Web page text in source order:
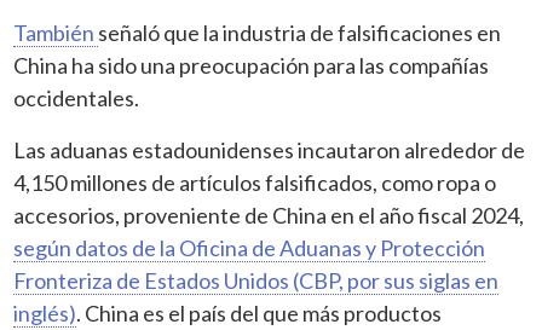
También señaló que la industria de falsificaciones en
China ha sido una preocupación para las compañías
occidentales.
Las aduanas estadounidenses incautaron alrededor de
4,150 millones de artículos falsificados, como ropa o
accesorios, proveniente de China en el año fiscal 2024,
según datos de la Oficina de Aduanas y Protección
Fronteriza de Estados Unidos (CBP, por sus siglas en
inglés). China es el país del que más productos